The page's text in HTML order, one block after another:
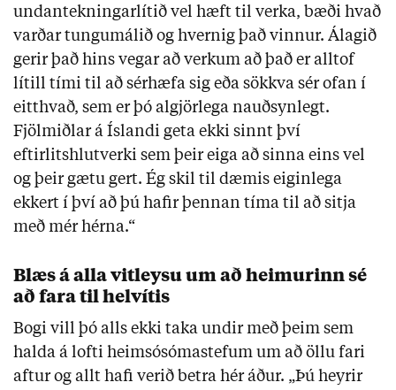
undantekningarlítið vel hæft til verka, bæði hvað
varðar tungumálið og hvernig það vinnur. Álagið
gerir það hins vegar að verkum að það er alltof
lítill tími til að sérhæfa sig eða sökkva sér ofan í
eitthvað, sem er þó algjörlega nauðsynlegt.
Fjölmiðlar á Íslandi geta ekki sinnt því
eftirlitshlutverki sem þeir eiga að sinna eins vel
og þeir gætu gert. Ég skil til dæmis eiginlega
ekkert í því að þú hafir þennan tíma til að sitja
með mér hérna.“
Blæs á alla vitleysu um að heimurinn sé
að fara til helvítis
Bogi vill þó alls ekki taka undir með þeim sem
halda á lofti heimsósómastefum um að öllu fari
aftur og allt hafi verið betra hér áður. „Þú heyrir